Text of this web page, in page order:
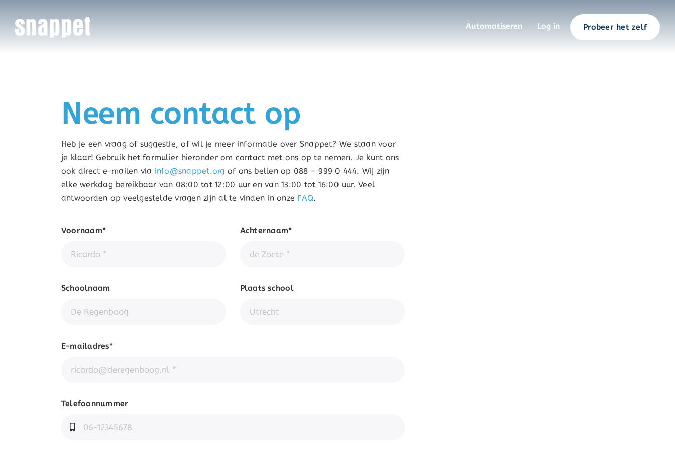
naar
inhoud
Automatiseren Log in Probeer het zelf
Neem contact op
Heb je een vraag of suggestie, of wil je meer informatie over Snappet? We staan voor
je klaar! Gebruik het formulier hieronder om contact met ons op te nemen. Je kunt ons
ook direct e-mailen via info@snappet.org of ons bellen op 088 – 999 0 444. Wij zijn
elke werkdag bereikbaar van 08:00 tot 12:00 uur en van 13:00 tot 16:00 uur. Veel
antwoorden op veelgestelde vragen zijn al te vinden in onze FAQ.
Voornaam* Achternaam*
Schoolnaam Plaats school
E-mailadres*
Telefoonnummer